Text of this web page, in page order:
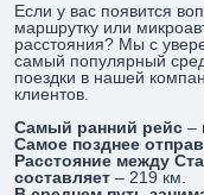
Если у вас появится
маршрутку или
расстояния? Мы с
самый популярный
поездки в нашей
клиентов.
Самый ранний рейс –
Самое позднее
Расстояние между
составляет – 219 км.